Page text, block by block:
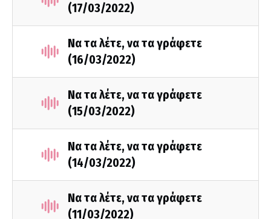
(17/03/2022)
Να τα λέτε, να τα γράφετε
(16/03/2022)
Να τα λέτε, να τα γράφετε
(15/03/2022)
Να τα λέτε, να τα γράφετε
(14/03/2022)
Να τα λέτε, να τα γράφετε
(11/03/2022)